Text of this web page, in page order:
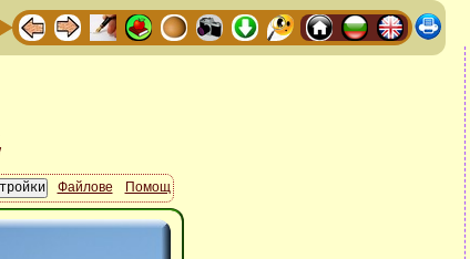
Файлове Помощ